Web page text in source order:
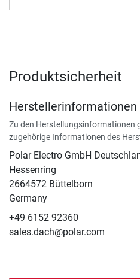
Produktsicherheit
Herstellerinformationen
Zu den Herstellungsinformationen
zugehörige Informationen des
Polar Electro GmbH
Hessenring
2664572 Büttelborn
Germany
+49 6152 92360
sales.dach@polar.com